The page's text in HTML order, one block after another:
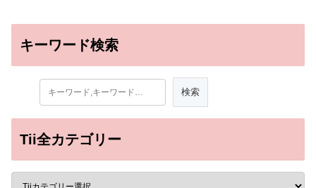
キーワード検索
Tii全カテゴリー